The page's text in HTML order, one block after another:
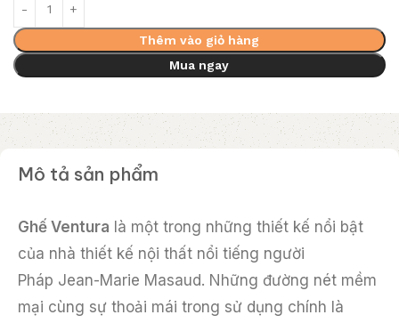
Thêm vào giỏ hàng
Mua ngay
Mô tả sản phẩm
Ghế Ventura là một trong những thiết kế nổi bật
của nhà thiết kế nội thất nổi tiếng người
Pháp Jean-Marie Masaud. Những đường nét mềm
mại cùng sự thoải mái trong sử dụng chính là